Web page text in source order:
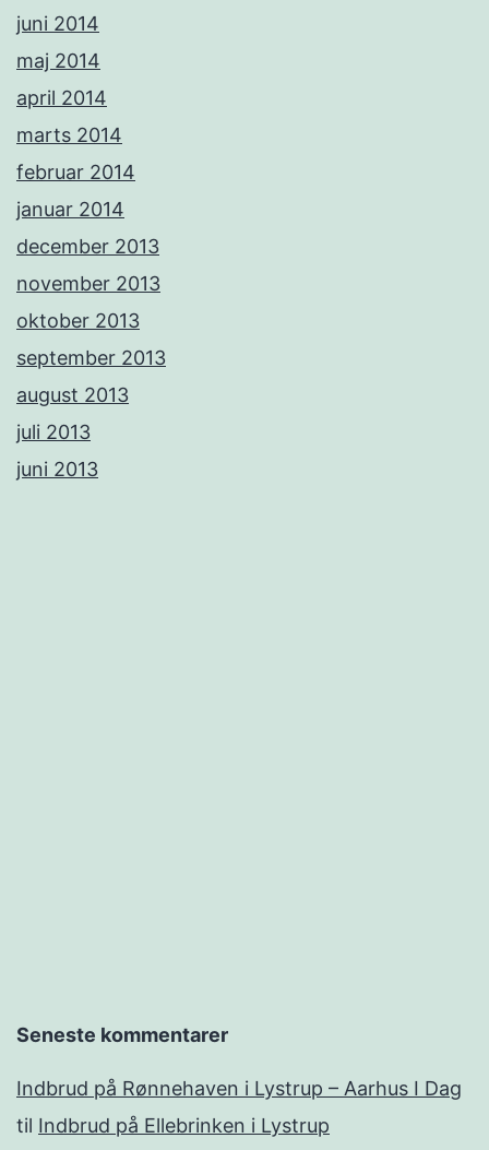
juni 2014
maj 2014
april 2014
marts 2014
februar 2014
januar 2014
december 2013
november 2013
oktober 2013
september 2013
august 2013
juli 2013
juni 2013
Seneste kommentarer
Indbrud på Rønnehaven i Lystrup – Aarhus I Dag
til Indbrud på Ellebrinken i Lystrup